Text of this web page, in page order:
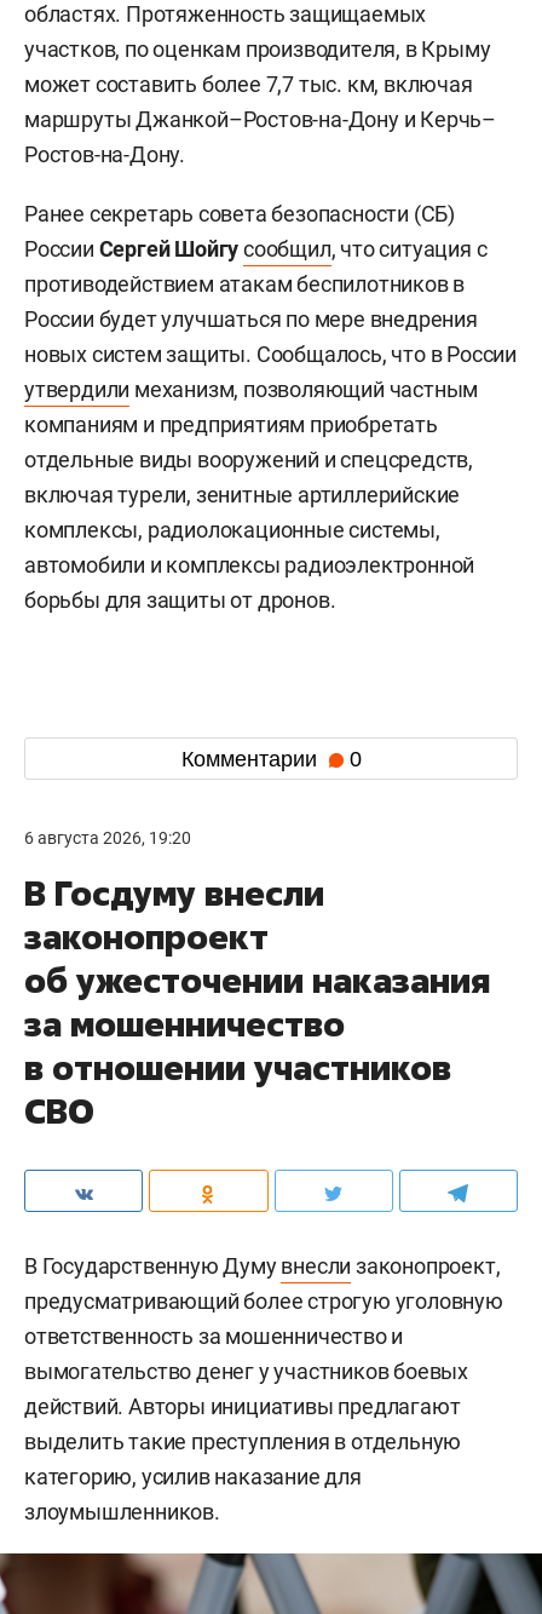
областях. Протяженность защищаемых
участков, по оценкам производителя, в Крыму
может составить более 7,7 тыс. км, включая
маршруты Джанкой–Ростов-на-Дону и Керчь–
Ростов-на-Дону.
Ранее секретарь совета безопасности (СБ)
России Сергей Шойгусообщил, что ситуация с
противодействием атакам беспилотников в
России будет улучшаться по мере внедрения
новых систем защиты. Сообщалось, что в России
утвердили механизм, позволяющий частным
компаниям и предприятиям приобретать
отдельные виды вооружений и спецсредств,
включая турели, зенитные артиллерийские
комплексы, радиолокационные системы,
автомобили и комплексы радиоэлектронной
борьбы для защиты от дронов.
Комментарии 0
6 августа 2026, 19:20
В Госдуму внесли
законопроект
об ужесточении наказания
за мошенничество
в отношении участников
СВО
В Государственную Думувнесли законопроект,
предусматривающий более строгую уголовную
ответственность за мошенничество и
вымогательство денег у участников боевых
действий. Авторы инициативы предлагают
выделить такие преступления в отдельную
категорию, усилив наказание для
злоумышленников.